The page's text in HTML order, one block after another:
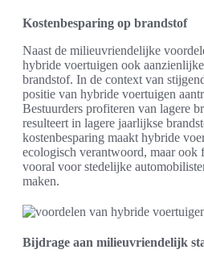
Kostenbesparing op brandstof
Naast de milieuvriendelijke
hybride voertuigen ook aanzienlijke
brandstof. In de context van
positie van hybride voertuigen
Bestuurders profiteren van lagere
resulteert in lagere jaarlijkse
kostenbesparing maakt hybride
ecologisch verantwoord, maar ook
vooral voor stedelijke
maken.
Bijdrage aan milieuvriendelijk